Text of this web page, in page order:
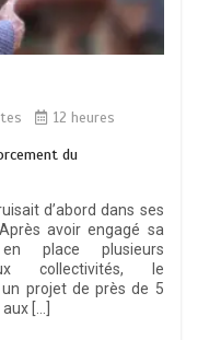
12 heures
du
d’abord dans ses
avoir engagé sa
place plusieurs
collectivités, le
projet de près de 5
[…]